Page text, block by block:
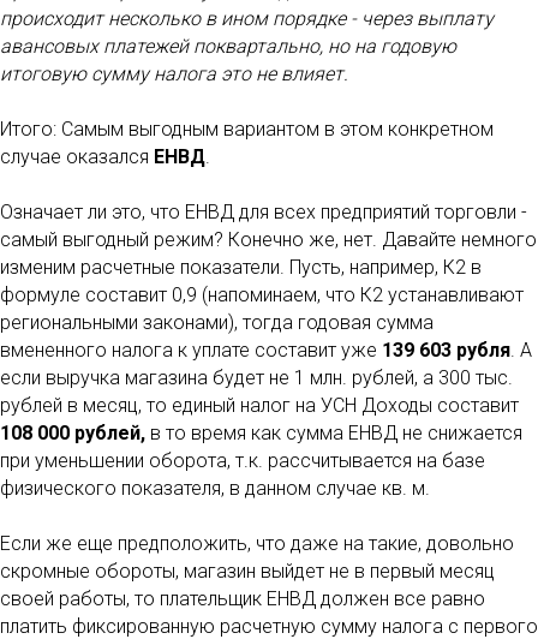
происходит несколько в ином порядке - через выплату
авансовых платежей поквартально, но на годовую
итоговую сумму налога это не влияет.
Итого: Самым выгодным вариантом в этом конкретном
случае оказался ЕНВД
Означает ли это, что ЕНВД для всех предприятий торговли -
самый выгодный режим? Конечно же, нет. Давайте немного
изменим расчетные показатели. Пусть, например, К2 в
формуле составит 0,9 (напоминаем, что К2 устанавливают
региональными законами), тогда годовая сумма
вмененного налога к уплате составит уже 139 603 рубля . А
если выручка магазина будет не 1 млн. рублей, а 300 тыс.
рублей в месяц, то единый налог на УСН Доходы составит
108 000 рублей, в то время как сумма ЕНВД не снижается
при уменьшении оборота, т.к. рассчитывается на базе
физического показателя, в данном случае кв. м.
Если же еще предположить, что даже на такие, довольно
скромные обороты, магазин выйдет не в первый месяц
своей работы, то плательщик ЕНВД должен все равно
платить фиксированную расчетную сумму налога с первого